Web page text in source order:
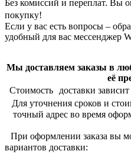
Без комиссий и переплат. Вы
покупку!
Если у вас есть вопросы –
удобный для вас мессенджер
Мы доставляем заказы в
её
Стоимость доставки
Для уточнения сроков и
точный адрес во время
При оформлении заказа вы
вариантов доставки: